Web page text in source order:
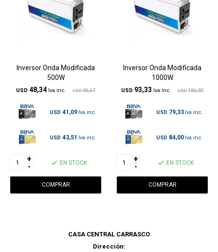
Inversor Onda Modificada
500W
USD 48,34 USD 96,67
USD 41,09
USD 43,51
+
- EN STOCK
Inversor Onda Modificada
1000W
USD 93,33 USD 186,90
USD 79,33
USD 84,00
+
- EN STOCK
CASA CENTRAL CARRASCO
Dirección: